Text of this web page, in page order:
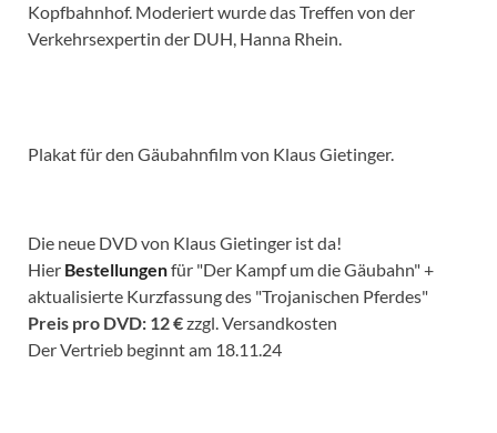
Kopfbahnhof. Moderiert wurde das Treffen von der
Verkehrsexpertin der DUH, Hanna Rhein.
Plakat für den Gäubahnfilm von Klaus Gietinger.
Die neue DVD von Klaus Gietinger ist da!
Hier Bestellungenfür "Der Kampf um die Gäubahn" +
aktualisierte Kurzfassung des "Trojanischen Pferdes"
Preis pro DVD: 12 €zzgl. Versandkosten
Der Vertrieb beginnt am 18.11.24